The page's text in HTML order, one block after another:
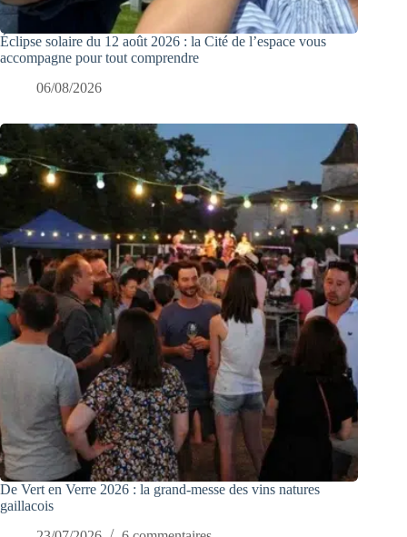
Éclipse solaire du 12 août 2026 : la Cité de l’espace vous
accompagne pour tout comprendre
06/08/2026
De Vert en Verre 2026 : la grand-messe des vins natures
gaillacois